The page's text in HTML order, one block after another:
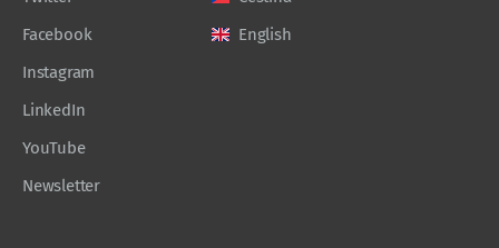
Facebook
Instagram
LinkedIn
YouTube
Newsletter
English